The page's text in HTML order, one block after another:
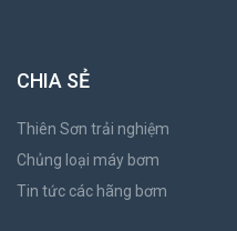
CHIA SẺ
Thiên Sơn trải nghiệm
Chủng loại máy bơm
Tin tức các hãng bơm